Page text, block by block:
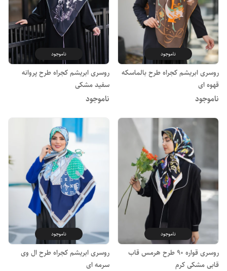
ناموجود
روسری ابریشم کجراه طرح بالماسکه
قهوه ای
ناموجود
ناموجود
روسری ابریشم کجراه طرح پروانه
سفید مشکی
ناموجود
ناموجود
روسری قواره 90 طرح هرمس قاب
قابی مشکی کرم
ناموجود
روسری ابریشم کجراه طرح ال وی
سرمه ای